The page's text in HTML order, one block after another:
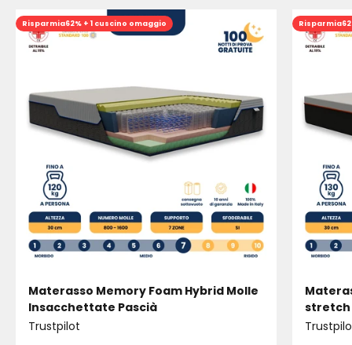
Risparmia62% + 1 cuscino omaggio
Materasso Memory Foam Hybrid Molle
Insacchettate Pascià
Trustpilot
Risparmia
stretch